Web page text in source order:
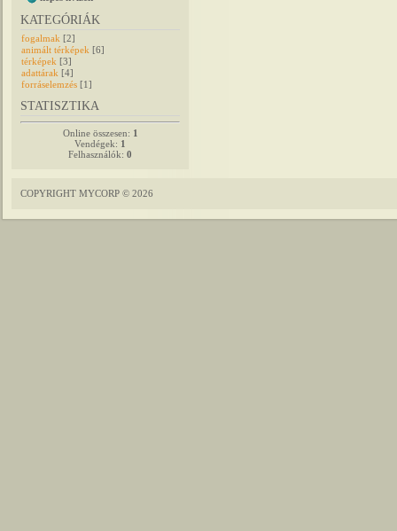
KATEGÓRIÁK
fogalmak [2]
animált térképek [6]
térképek [3]
adattárak [4]
forráselemzés [1]
STATISZTIKA
Online összesen: 1
Vendégek: 1
Felhasználók: 0
COPYRIGHT MYCORP © 2026